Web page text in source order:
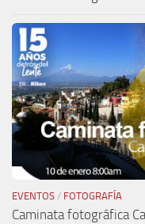
EVENTOS / FOTOGRAFÍA
Caminata fotográfica